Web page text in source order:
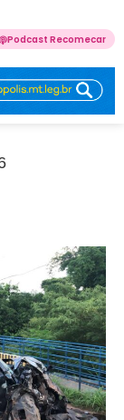
Podcast Recomecar